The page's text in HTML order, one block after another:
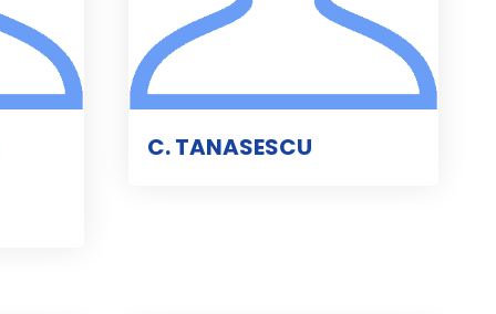
C. TANASESCU